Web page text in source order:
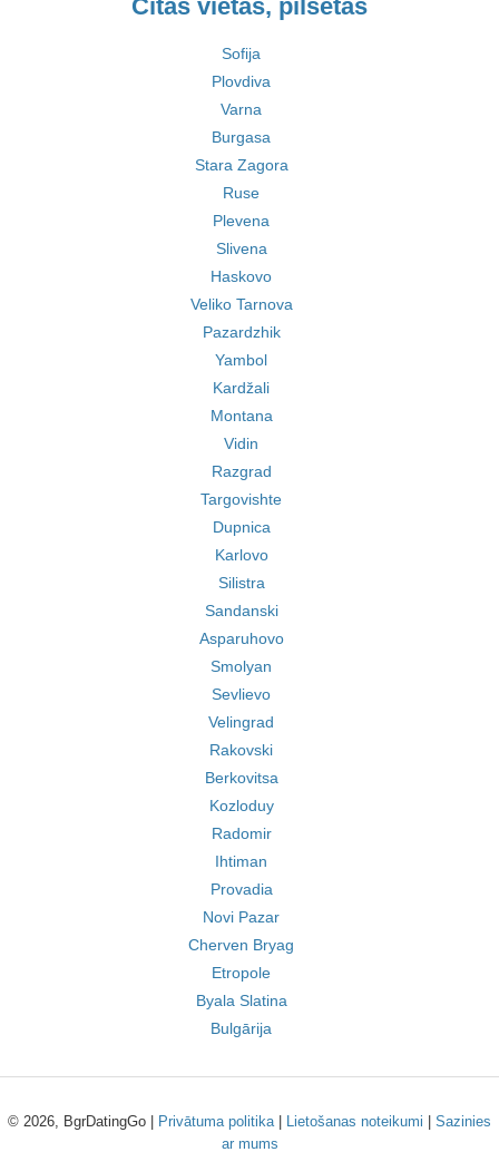
Citas vietas, pilsētas
Sofija
Plovdiva
Varna
Burgasa
Stara Zagora
Ruse
Plevena
Slivena
Haskovo
Veliko Tarnova
Pazardzhik
Yambol
Kardžali
Montana
Vidin
Razgrad
Targovishte
Dupnica
Karlovo
Silistra
Sandanski
Asparuhovo
Smolyan
Sevlievo
Velingrad
Rakovski
Berkovitsa
Kozloduy
Radomir
Ihtiman
Provadia
Novi Pazar
Cherven Bryag
Etropole
Byala Slatina
Bulgārija
© 2026, BgrDatingGo | Privātuma politika| Lietošanas noteikumi
Sazinies
ar mums